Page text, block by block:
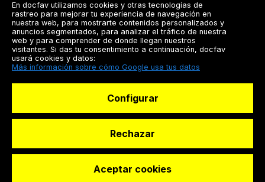
Registrarse
Docfav
© Dashboard Technologies S.L
En docfav utilizamos cookies y otras tecnologías de
rastreo para mejorar tu experiencia de navegación en
nuestra web, para mostrarte contenidos personalizados y
anuncios segmentados, para analizar el tráfico de nuestra
web y para comprender de donde llegan nuestros
visitantes. Si das tu consentimiento a continuación, docfav
usará cookies y datos:
Más información sobre cómo Google usa tus datos
Configurar
Rechazar
Aceptar cookies